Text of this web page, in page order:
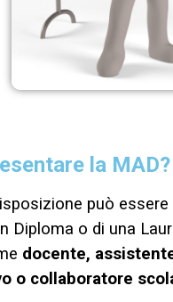
la MAD?
può
Diploma o di una
docente,
o collaboratore